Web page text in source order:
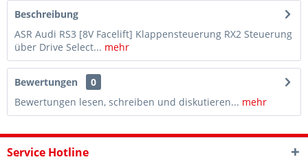
Beschreibung
ASR Audi RS3 [8V Facelift] Klappensteuerung RX2 Steuerung
über Drive Select... mehr
Bewertungen
0
Bewertungen lesen, schreiben und diskutieren... mehr
Service Hotline